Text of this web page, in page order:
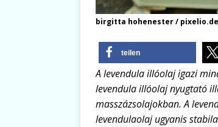
birgitta hohenester / pixelio.de
teilen
A levendula illóolaj igazi
levendula illóolaj nyugtató
masszázsolajokban. A
levendulaolaj ugyanis